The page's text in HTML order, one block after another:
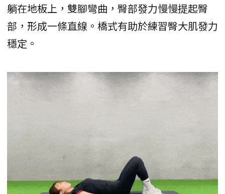
躺在地板上，雙腳彎曲，臀部發力慢慢提起臀
部，形成一條直線。橋式有助於練習臀大肌發力
穩定。